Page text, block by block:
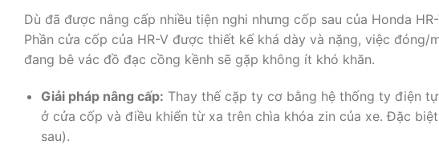
Dù đã được nâng cấp nhiều tiện nghi nhưng cốp sau của Honda
Phần cửa cốp của HR-V được thiết kế khá dày và nặng, việc
đang bê vác đồ đạc cồng kềnh sẽ gặp không ít khó khăn.
Giải pháp nâng cấp: Thay thế cặp ty cơ bằng hệ thống ty điện
ở cửa cốp và điều khiển từ xa trên chìa khóa zin của xe. Đặc
sau).